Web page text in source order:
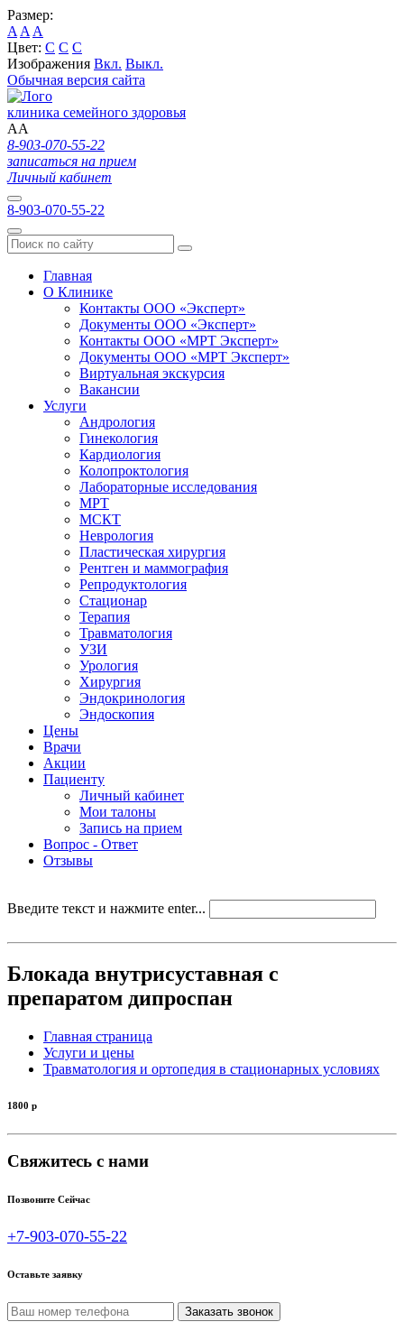
Размер:
A A A
Цвет: C C C
Изображения Вкл. Выкл.
Обычная версия сайта
клиника семейного здоровья
AA
8-903-070-55-22
записаться на прием
Личный кабинет
8-903-070-55-22
Главная
О Клинике
Контакты ООО «Эксперт»
Документы ООО «Эксперт»
Контакты ООО «МРТ Эксперт»
Документы ООО «МРТ Эксперт»
Виртуальная экскурсия
Вакансии
Услуги
Андрология
Гинекология
Кардиология
Колопроктология
Лабораторные исследования
МРТ
МСКТ
Неврология
Пластическая хирургия
Рентген и маммография
Репродуктология
Стационар
Терапия
Травматология
УЗИ
Урология
Хирургия
Эндокринология
Эндоскопия
Цены
Врачи
Акции
Пациенту
Личный кабинет
Мои талоны
Запись на прием
Вопрос - Ответ
Отзывы
Введите текст и нажмите enter...
Блокада внутрисуставная с
препаратом дипроспан
Главная страница
Услуги и цены
Травматология и ортопедия в стационарных условиях
1800 р
Свяжитесь с нами
Позвоните Сейчас
+7-903-070-55-22
Оставьте заявку